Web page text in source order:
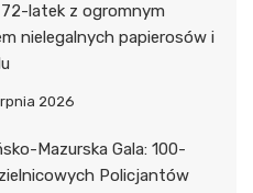
72-latek z ogromnym
nielegalnych papierosów i
2026
Mazurska Gala: 100-
Policjantów